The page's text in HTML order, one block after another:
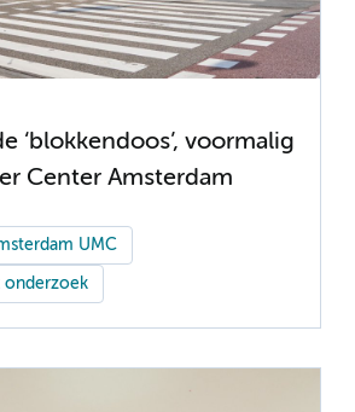
‘blokkendoos’, voormalig
Center Amsterdam
UMC
onderzoek